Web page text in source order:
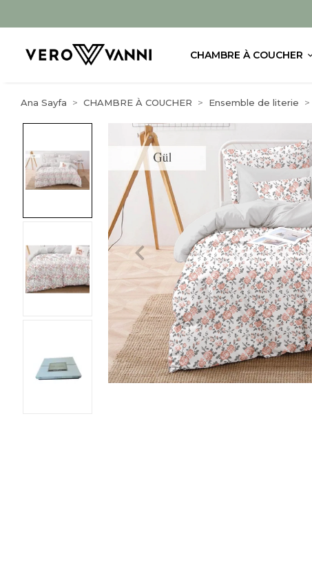
CHAMBRE À COUCHER
Ana Sayfa CHAMBRE À COUCHER Ensemble de literie